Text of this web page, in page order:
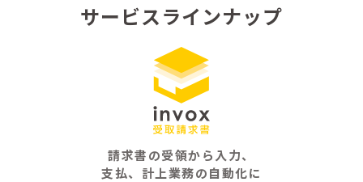
サービスラインナップ
請求書の受領から入力、
支払、計上業務の自動化に